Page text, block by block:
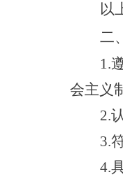
以
二
1.
会主义
2.
3.
4.